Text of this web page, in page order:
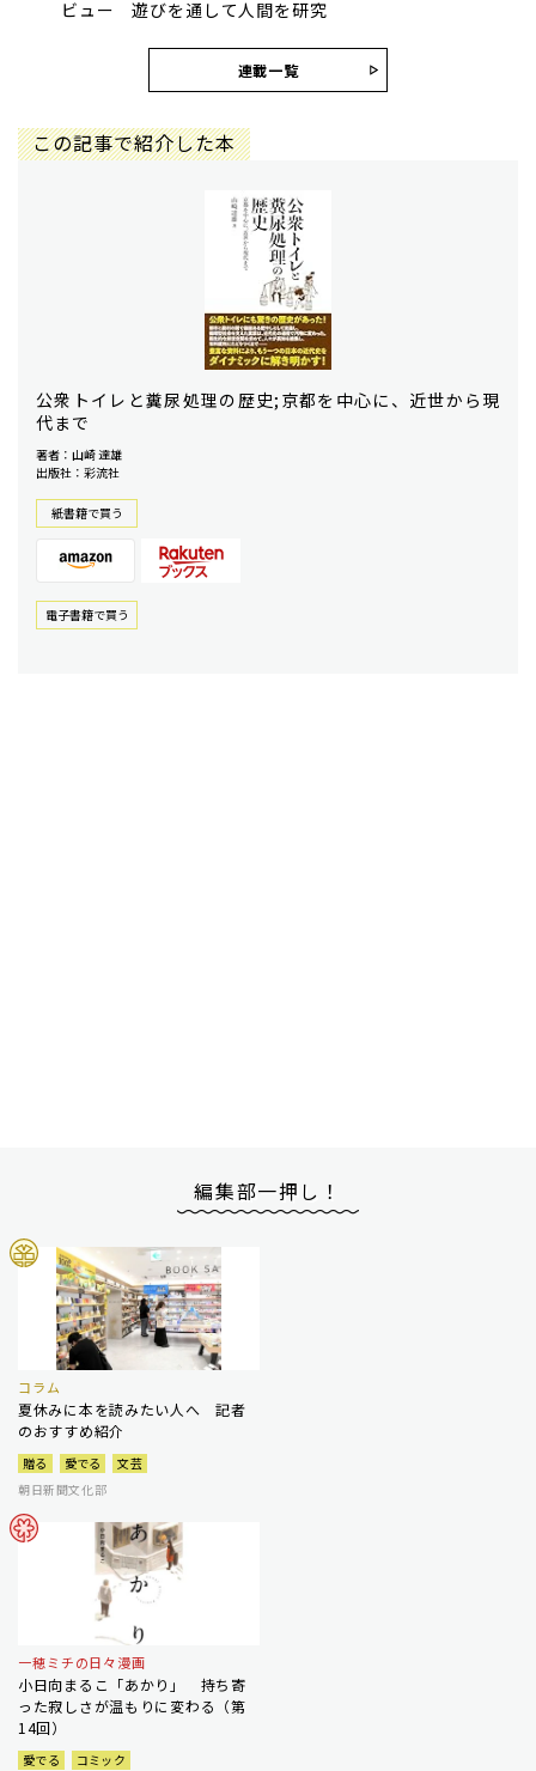
ビュー 遊びを通して人間を研究
連載一覧
この記事で紹介した本
公衆トイレと糞尿処理の歴史;京都を中心に、近世から現
代まで
著者：山崎 達雄
出版社：彩流社
紙書籍で買う
電⼦書籍で買う
編集部一押し！
コラム
夏休みに本を読みたい人へ 記者
のおすすめ紹介
贈る 愛でる
文芸
朝日新聞文化部
一穂ミチの日々漫画
小日向まるこ「あかり」 持ち寄
った寂しさが温もりに変わる（第
14回）
愛でる
コミック